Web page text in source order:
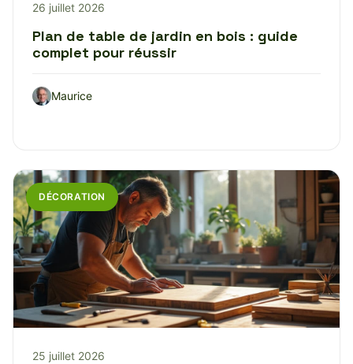
26 juillet 2026
Plan de table de jardin en bois : guide
complet pour réussir
Maurice
DÉCORATION
25 juillet 2026